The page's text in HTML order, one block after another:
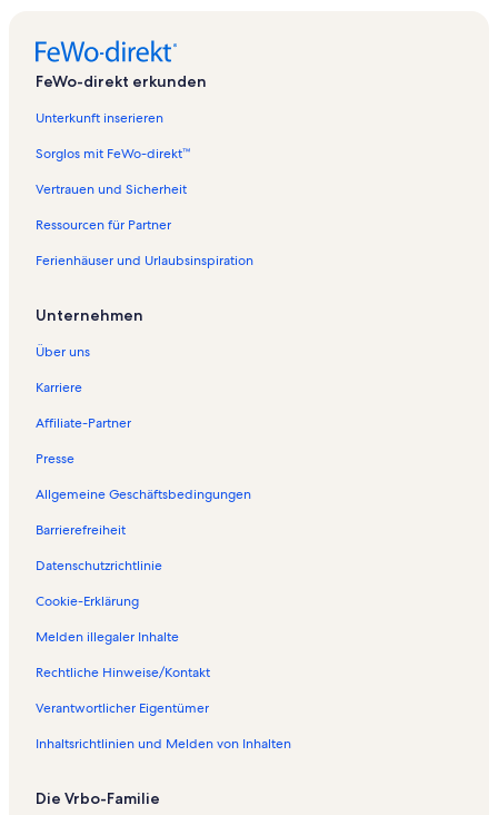
d
r
i
e
o
g
n
e
S
e
t
ö
n
t
F
r
e
n
o
n
n
g
FeWo-direkt erkunden
Unterkunft inserieren
Sorglos mit FeWo-direkt™
Vertrauen und Sicherheit
Ressourcen für Partner
Ferienhäuser und Urlaubsinspiration
Unternehmen
Über uns
Karriere
Affiliate-Partner
Presse
Allgemeine Geschäftsbedingungen
Barrierefreiheit
Datenschutzrichtlinie
Cookie-Erklärung
Melden illegaler Inhalte
Rechtliche Hinweise/Kontakt
Verantwortlicher Eigentümer
Inhaltsrichtlinien und Melden von Inhalten
Die Vrbo-Familie